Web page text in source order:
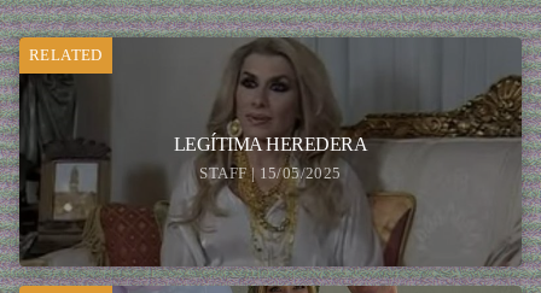
RELATED
LEGÍTIMA HEREDERA
STAFF | 15/05/2025